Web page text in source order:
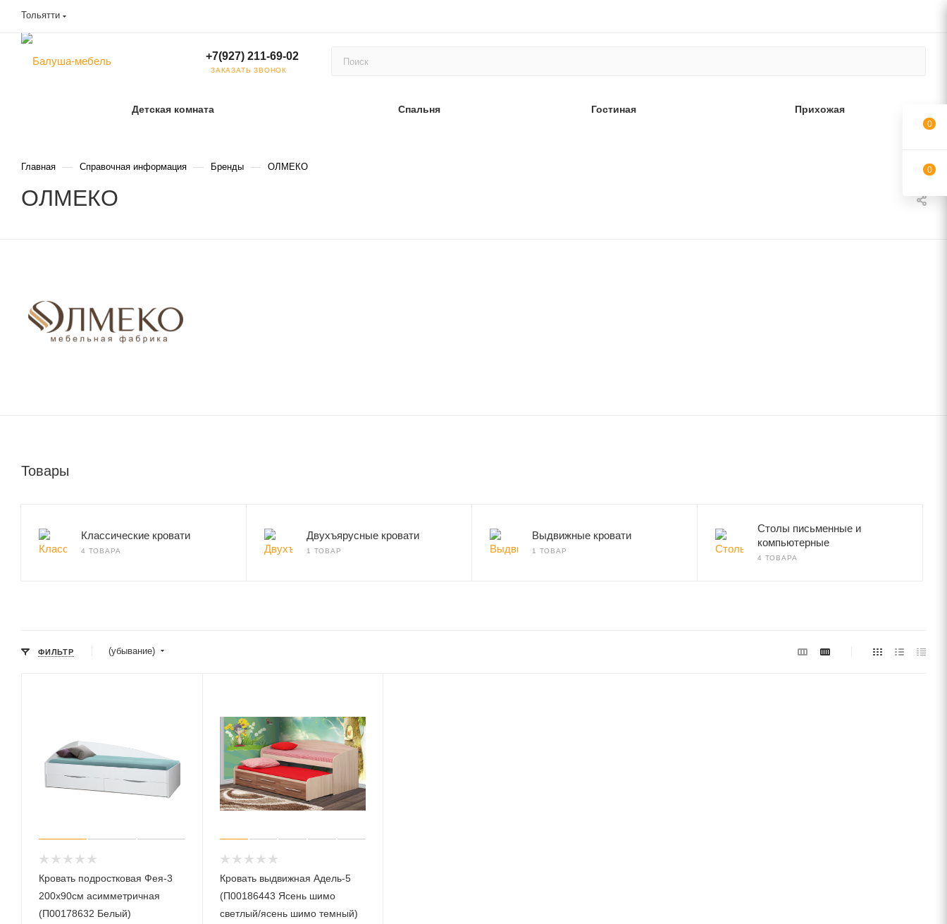
Тольятти
+7(927) 211-69-02
ЗАКАЗАТЬ ЗВОНОК
Детская комната Спальня Гостиная Прихожая
Главная — Справочная информация — Бренды — ОЛМЕКО
ОЛМЕКО
Товары
Классические кровати
4 ТОВАРА
Двухъярусные кровати
1 ТОВАР
Выдвижные кровати
1 ТОВАР
Столы письменные и
компьютерные
4 ТОВАРА
ФИЛЬТР (убывание)
Кровать подростковая Фея-3
200х90см асимметричная
(П00178632 Белый)
Кровать выдвижная Адель-5
(П00186443 Ясень шимо
светлый/ясень шимо темный)
0
0